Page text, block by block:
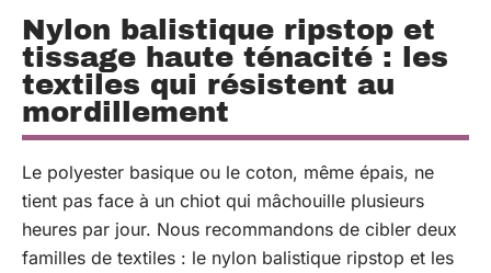
Nylon balistique ripstop et
tissage haute ténacité : les
textiles qui résistent au
mordillement
Le polyester basique ou le coton, même épais, ne
tient pas face à un chiot qui mâchouille plusieurs
heures par jour. Nous recommandons de cibler deux
familles de textiles : le nylon balistique ripstop et les